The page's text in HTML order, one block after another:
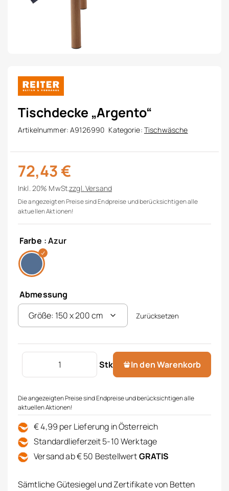
Tischdecke „Argento“
Artikelnummer:A9126990 Kategorie: Tischwäsche
72,43€
Inkl. 20% MwSt.zzgl.Versand
Die angezeigten Preise sind Endpreise und berücksichtigen alle
aktuellen Aktionen!
Farbe : Azur
Abmessung
Zurücksetzen
Stk
Tischdecke "Argento" Menge
In den Warenkorb
Die angezeigten Preise sind Endpreise und berücksichtigen alle
aktuellen Aktionen!
€ 4,99 per Lieferung in Österreich
Standardlieferzeit 5-10 Werktage
Versand ab € 50 BestellwertGRATIS
Sämtliche Gütesiegel und Zertifikate von Betten